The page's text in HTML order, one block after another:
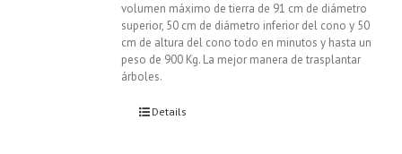
volumen máximo de tierra de 91 cm de diámetro
superior, 50 cm de diámetro inferior del cono y 50
cm de altura del cono todo en minutos y hasta un
peso de 900 Kg. La mejor manera de trasplantar
árboles.
Details